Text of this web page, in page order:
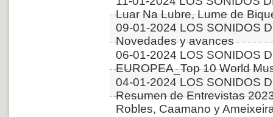
Luar Na Lubre, Lume de
09-01-2024 LOS SONIDOS
Novedades y avances
06-01-2024 LOS SONIDOS
EUROPEA_Top 10 World
04-01-2024 LOS SONIDOS
Resumen de Entrevistas
Robles, Caamano y